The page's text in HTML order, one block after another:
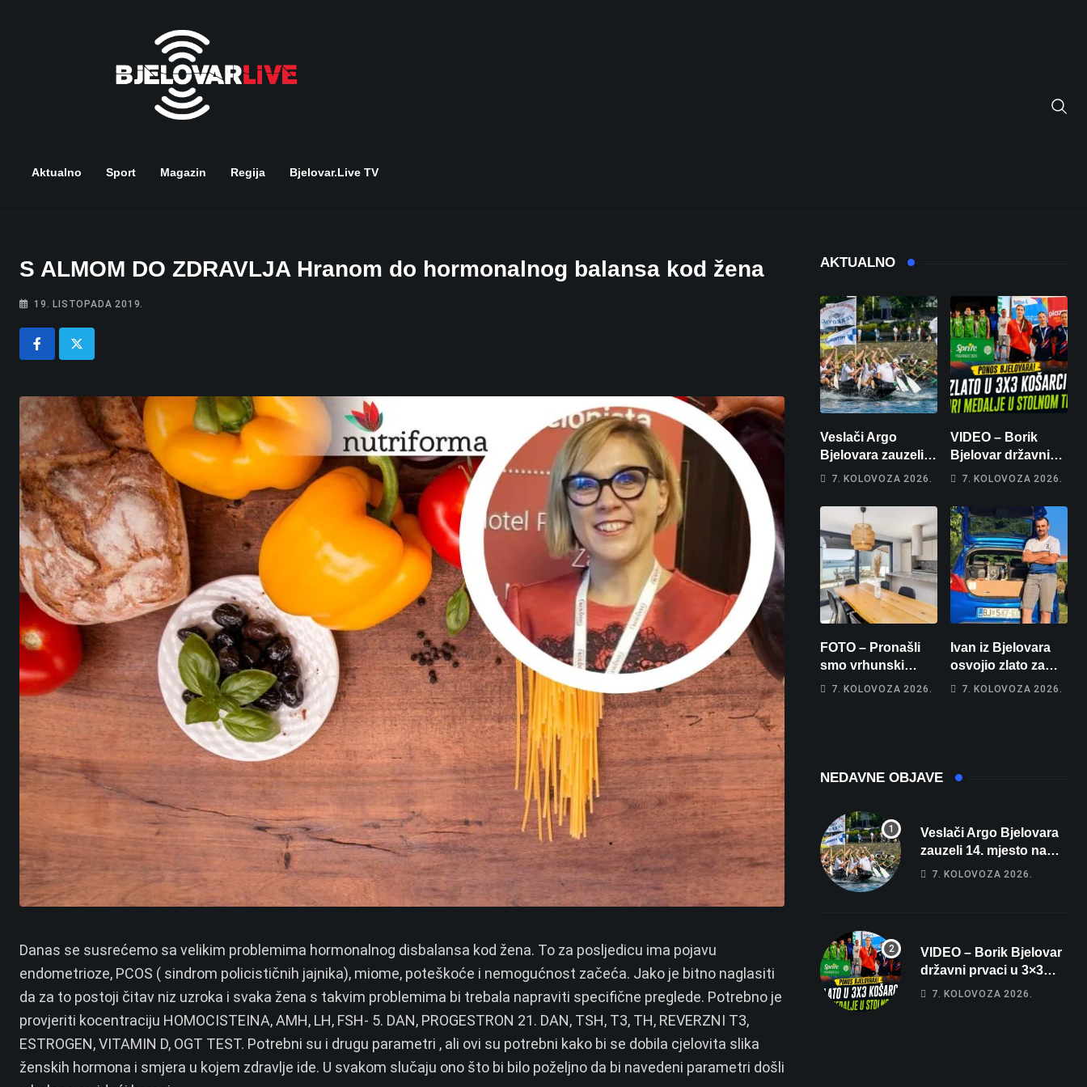
Aktualno Sport Magazin Regija Bjelovar.live TV
S ALMOM DO ZDRAVLJA Hranom do hormonalnog balansa kod žena
19. LISTOPADA 2019.
Danas se susrećemo sa velikim problemima hormonalnog disbalansa kod žena. To za posljedicu ima pojavu
endometrioze, PCOS ( sindrom policističnih jajnika), miome, poteškoće i nemogućnost začeća. Jako je bitno naglasiti
da za to postoji čitav niz uzroka i svaka žena s takvim problemima bi trebala napraviti specifične preglede. Potrebno je
provjeriti kocentraciju HOMOCISTEINA, AMH, LH, FSH- 5. DAN, PROGESTRON 21. DAN, TSH, T3, TH, REVERZNI T3,
ESTROGEN, VITAMIN D, OGT TEST. Potrebni su i drugu parametri , ali ovi su potrebni kako bi se dobila cjelovita slika
ženskih hormona i smjera u kojem zdravlje ide. U svakom slučaju ono što bi bilo poželjno da bi navedeni parametri došli
AKTUALNO
Veslači Argo
Bjelovara zauzeli
14. mjesto na
7. KOLOVOZA 2026.
VIDEO – Borik
Bjelovar državni
prvaci u 3×3
Končar je
prvakinja Hrvatske
u stolnom tenisu!
7. KOLOVOZA 2026.
FOTO – Pronašli
smo vrhunski
apartman za
7. KOLOVOZA 2026.
Ivan iz Bjelovara
osvojio zlato za
najglasniji audio
7. KOLOVOZA 2026.
NEDAVNE OBJAVE
Veslači Argo Bjelovara
zauzeli 14. mjesto na
brzincu
7. KOLOVOZA 2026.
VIDEO – Borik Bjelovar
državni prvaci u 3×3
košarci, Klara Končar je
7. KOLOVOZA 2026.